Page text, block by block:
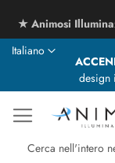
★ Animosi
design
Lingua
Italiano